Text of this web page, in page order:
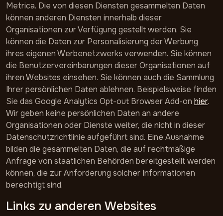
Metrica. Die von diesen Diensten gesammelten Daten
können anderen Diensten innerhalb dieser
Organisationen zur Verfügung gestellt werden. Sie
können die Daten zur Personalisierung der Werbung
ihres eigenen Werbenetzwerks verwenden. Sie können
die Benutzervereinbarungen dieser Organisationen auf
ihren Websites einsehen. Sie können auch die Sammlung
Ihrer persönlichen Daten ablehnen. Beispielsweise finden
Sie das Google Analytics Opt-out Browser Add-on hier.
Wir geben keine persönlichen Daten an andere
Organisationen oder Dienste weiter, die nicht in dieser
Datenschutzrichtlinie aufgeführt sind. Eine Ausnahme
bilden die gesammelten Daten, die auf rechtmäßige
Anfrage von staatlichen Behörden bereitgestellt werden
können, die zur Anforderung solcher Informationen
berechtigt sind.
Links zu anderen Websites